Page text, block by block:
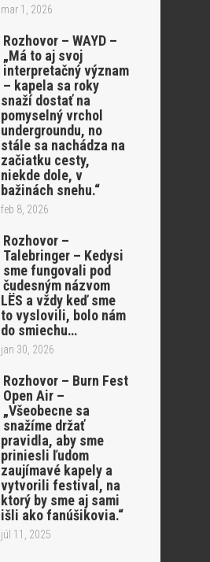
mar 1, 2026
Rozhovor – WAYD –
„Má to aj svoj
interpretačný význam
– kapela sa roky
snaží dostať na
pomyselný vrchol
undergroundu, no
stále sa nachádza na
začiatku cesty,
niekde dole, v
bažinách snehu.“
feb 8, 2026
Rozhovor –
Talebringer – Kedysi
sme fungovali pod
čudesným názvom
LËS a vždy keď sme
to vyslovili, bolo nám
do smiechu…
jan 30, 2026
Rozhovor – Burn Fest
Open Air –
„Všeobecne sa
snažíme držať
pravidla, aby sme
priniesli ľudom
zaujímavé kapely a
vytvorili festival, na
ktorý by sme aj sami
išli ako fanúšikovia.“
júl 11, 2025